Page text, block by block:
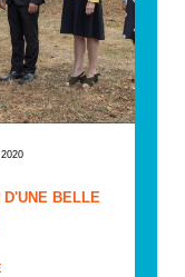
D'UNE BELLE